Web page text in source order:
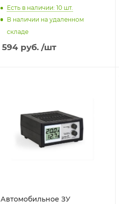
Есть в наличии: 10шт.
В наличии на удаленном
складе
594руб. /шт
Автомобильное ЗУ